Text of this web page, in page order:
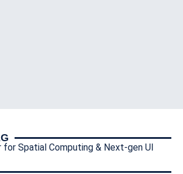
Spatial Computing & Next-gen UI